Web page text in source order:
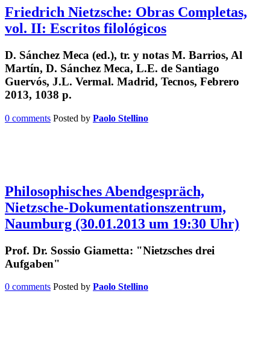
Friedrich Nietzsche: Obras Completas,
vol. II: Escritos filológicos
D. Sánchez Meca (ed.), tr. y notas M. Barrios, Al
Martín, D. Sánchez Meca, L.E. de Santiago
Guervós, J.L. Vermal. Madrid, Tecnos, Febrero
2013, 1038 p.
0 comments Posted by Paolo Stellino
Philosophisches Abendgespräch,
Nietzsche-Dokumentationszentrum,
Naumburg (30.01.2013 um 19:30 Uhr)
Prof. Dr. Sossio Giametta: "Nietzsches drei
Aufgaben"
0 comments Posted by Paolo Stellino